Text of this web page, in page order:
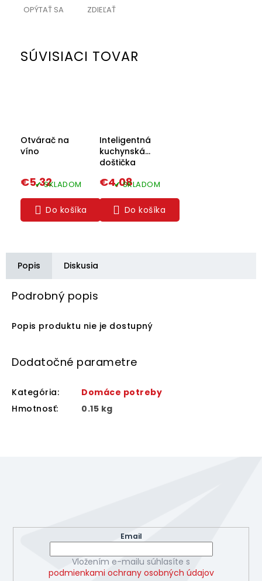
OPÝTAŤ SA ZDIEĽAŤ
SÚVISIACI TOVAR
Otvárač na
víno
✔ SKLADOM
€5,32
Do košíka
Inteligentná
kuchynská
doštička
✔ SKLADOM
€4,08
Do košíka
Popis Diskusia
Podrobný popis
Popis produktu nie je dostupný
Dodatočné parametre
Kategória:
Domáce potreby
Hmotnosť: 0.15 kg
Email
Vložením e-mailu súhlasíte s
podmienkami ochrany osobných údajov